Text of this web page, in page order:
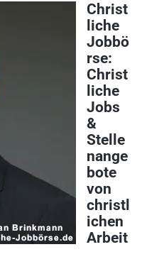
Christ
liche
Jobbö
rse:
Christ
liche
Jobs
&
Stelle
nange
bote
von
christl
ichen
Arbeit